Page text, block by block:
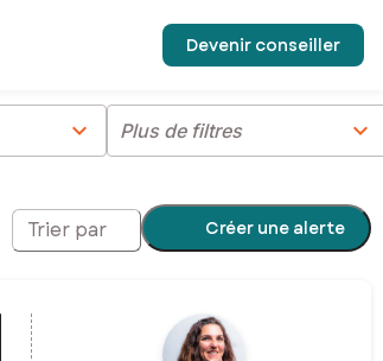
Devenir conseiller
chevron_right Plus de filtres chevron_right
Trier par Créer une alerte